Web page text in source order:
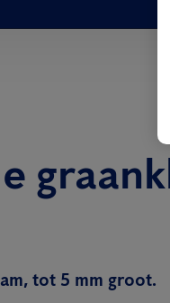
tot 5 mm groot.